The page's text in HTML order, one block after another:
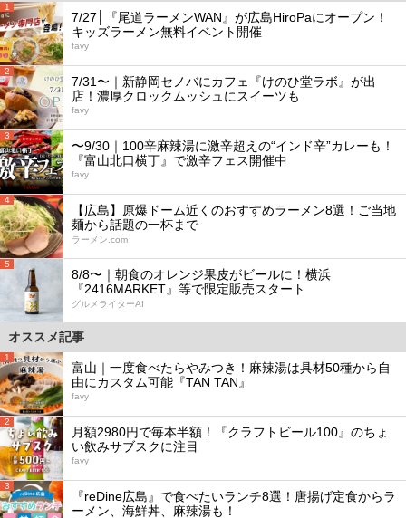
1
7/27│『尾道ラーメンWAN』が広島HiroPaにオープン！
キッズラーメン無料イベント開催
favy
2
7/31〜｜新静岡セノバにカフェ『けのひ堂ラボ』が出
店！濃厚クロックムッシュにスイーツも
favy
3
〜9/30｜100辛麻辣湯に激辛超えの“インド辛”カレーも！
『富山北口横丁』で激辛フェス開催中
favy
4
【広島】原爆ドーム近くのおすすめラーメン8選！ご当地
麺から話題の一杯まで
ラーメン.com
5
8/8〜｜朝食のオレンジ果皮がビールに！横浜
『2416MARKET』等で限定販売スタート
グルメライターAI
オススメ記事
1
富山｜一度食べたらやみつき！麻辣湯は具材50種から自
由にカスタム可能『TAN TAN』
favy
2
月額2980円で毎本半額！『クラフトビール100』のちょ
い飲みサブスクに注目
favy
3
『reDine広島』で食べたいランチ8選！唐揚げ定食からラ
ーメン、海鮮丼、麻辣湯も！